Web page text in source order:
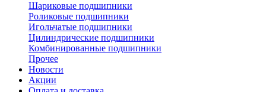
Шариковые подшипники
Роликовые подшипники
Игольчатые подшипники
Цилиндрические подшипники
Комбинированные подшипники
Прочее
Новости
Акции